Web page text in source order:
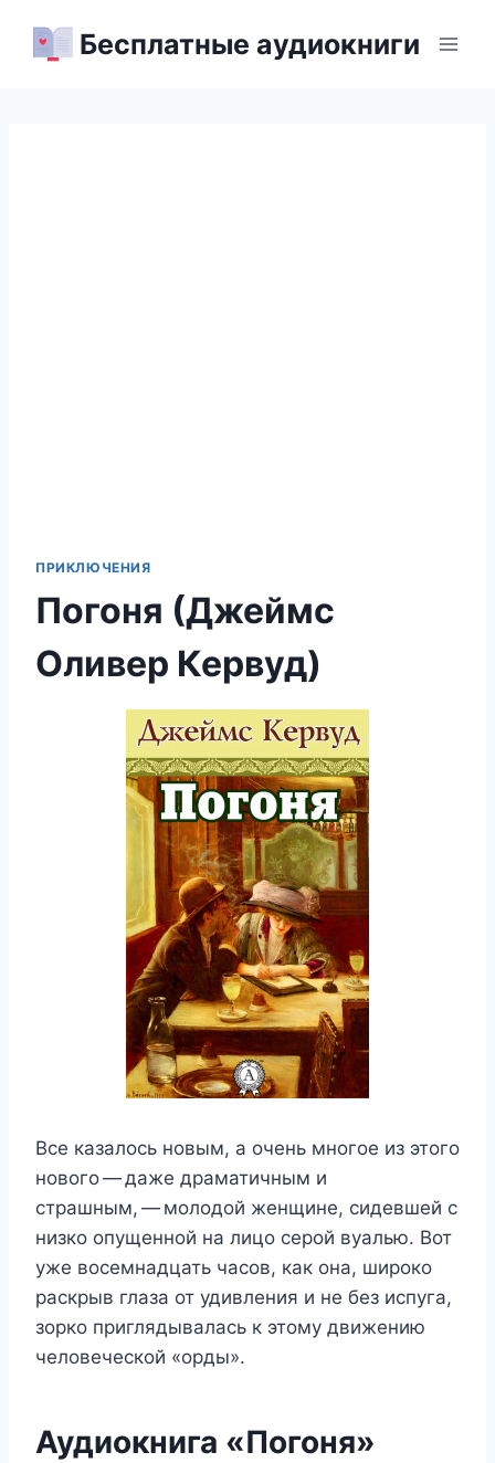
Бесплатные аудиокниги
ПРИКЛЮЧЕНИЯ
Погоня (Джеймс
Оливер Кервуд)
Все казалось новым, а очень многое из этого
нового — даже драматичным и
страшным, — молодой женщине, сидевшей с
низко опущенной на лицо серой вуалью. Вот
уже восемнадцать часов, как она, широко
раскрыв глаза от удивления и не без испуга,
зорко приглядывалась к этому движению
человеческой «орды».
Аудиокнига «Погоня»